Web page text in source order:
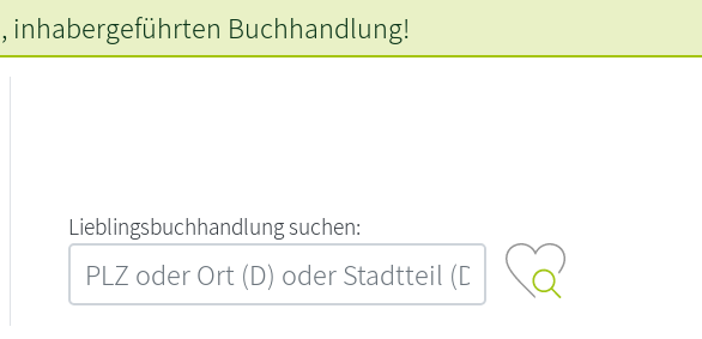
L‍i‍e‍b‍l‍i‍n‍g‍s‍b‍u‍c‍h‍h‍a‍n‍d‍l‍u‍n‍g‍ ‍s‍u‍c‍h‍e‍n‍:‍
, inhabergeführten Buchhandlung!